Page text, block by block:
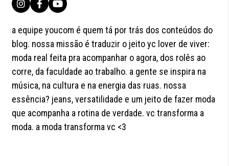
a equipe youcom é quem tá por trás dos conteúdos do
blog. nossa missão é traduzir o jeito yc lover de viver:
moda real feita pra acompanhar o agora, dos rolês ao
corre, da faculdade ao trabalho. a gente se inspira na
música, na cultura e na energia das ruas. nossa
essência? jeans, versatilidade e um jeito de fazer moda
que acompanha a rotina de verdade. vc transforma a
moda. a moda transforma vc <3